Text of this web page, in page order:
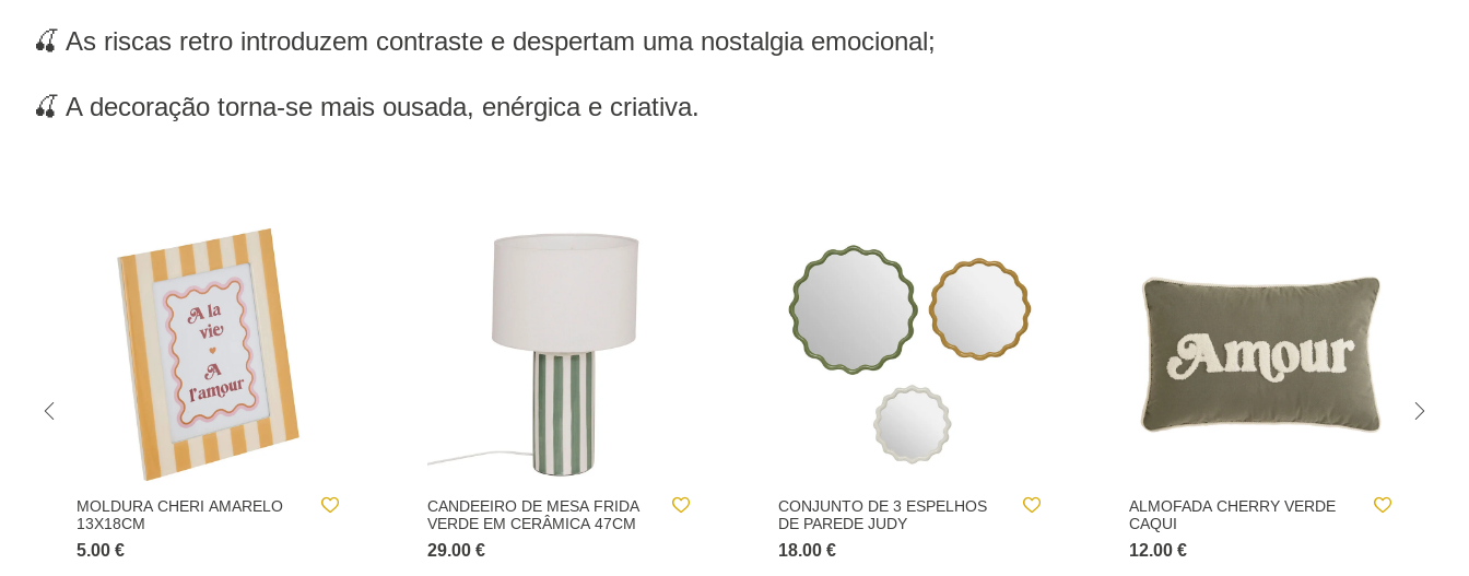
🍒 As riscas retro introduzem contraste e despertam uma nostalgia emocional;
🍒 A decoração torna-se mais ousada, enérgica e criativa.
CANDEEIRO DE MESA FRIDA
VERDE EM CERÂMICA 47CM
29.00 €
CONJUNTO DE 3 ESPELHOS
DE PAREDE JUDY
18.00 €
ALMOFADA CHERRY VERDE
CAQUI
12.00 €
ALMOFADA CHERRY
VERMELHA E ROSA
10.00 €